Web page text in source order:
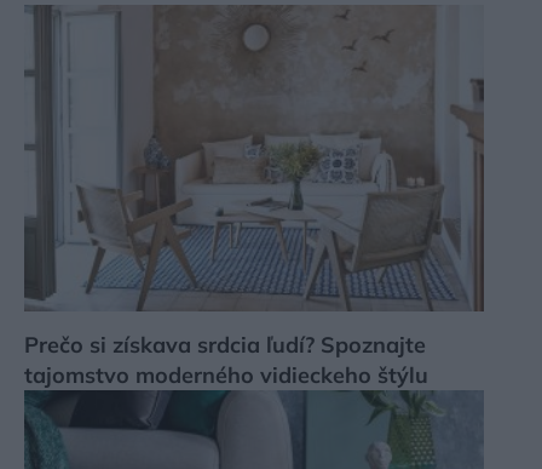
Prečo si získava srdcia ľudí? Spoznajte
tajomstvo moderného vidieckeho štýlu